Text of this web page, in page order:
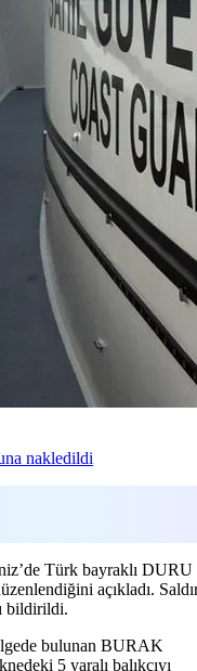
nakledildi
Türk bayraklı DURU
açıkladı.
bildirildi.
bulunan BURAK
5 yaralı balıkçıyı